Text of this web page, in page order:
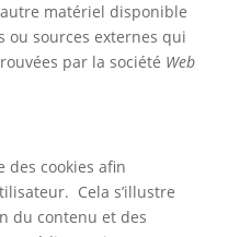
matériel disponible
ou sources externes qui
par la société Web
cookies afin
Cela s’illustre
du contenu et des